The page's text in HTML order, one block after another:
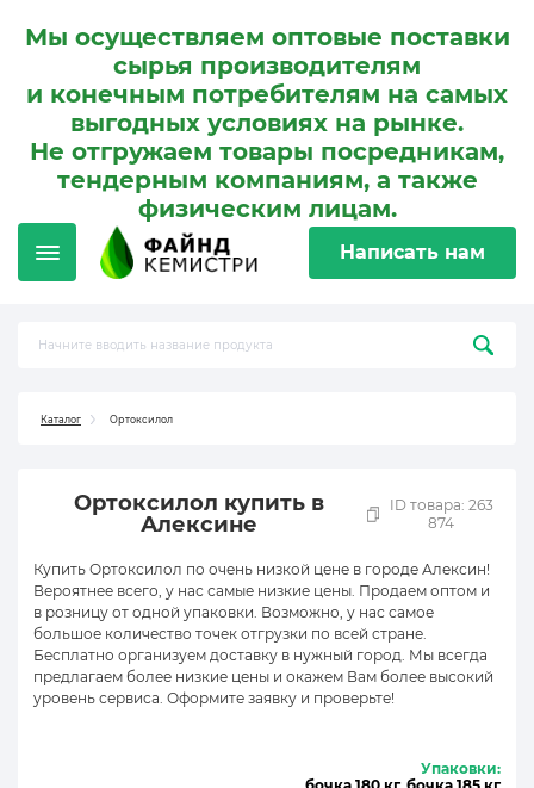
Мы осуществляем оптовые поставки
сырья производителям
и конечным потребителям на самых
выгодных условиях на рынке.
Не отгружаем товары посредникам,
тендерным компаниям, а также
физическим лицам.
Написать нам
Каталог Ортоксилол
Ортоксилол купить в
Алексине
ID товара: 263
874
Купить Ортоксилол по очень низкой цене в городе Алексин!
Вероятнее всего, у нас самые низкие цены. Продаем оптом и
в розницу от одной упаковки. Возможно, у нас самое
большое количество точек отгрузки по всей стране.
Бесплатно организуем доставку в нужный город. Мы всегда
предлагаем более низкие цены и окажем Вам более высокий
уровень сервиса. Оформите заявку и проверьте!
Упаковки: